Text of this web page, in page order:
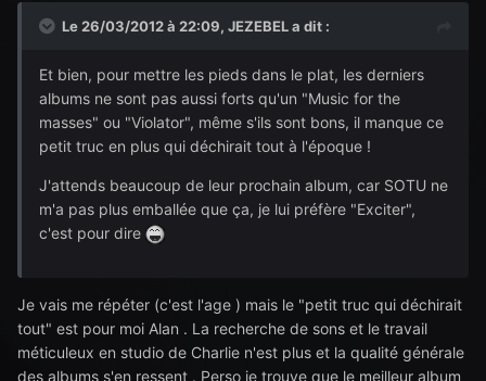
Le 26/03/2012 à 22:09, JEZEBEL a dit :
Et bien, pour mettre les pieds dans le plat, les derniers
albums ne sont pas aussi forts qu'un "Music for the
masses" ou "Violator", même s'ils sont bons, il manque ce
petit truc en plus qui déchirait tout à l'époque !
J'attends beaucoup de leur prochain album, car SOTU ne
m'a pas plus emballée que ça, je lui préfère "Exciter",
c'est pour dire
Je vais me répéter (c'est l'age ) mais le "petit truc qui déchirait
tout" est pour moi Alan . La recherche de sons et le travail
méticuleux en studio de Charlie n'est plus et la qualité générale
des albums s'en ressent . Perso je trouve que le meilleur album